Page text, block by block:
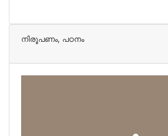
നിരൂപണം, പഠനം